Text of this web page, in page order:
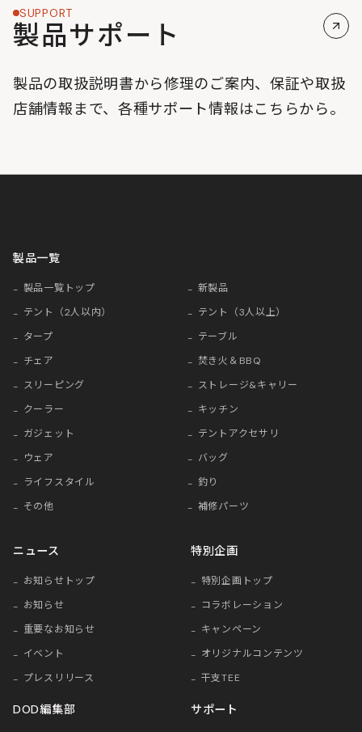
SUPPORT
製品サポート
製品の取扱説明書から修理のご案内、保証や取扱
店舗情報まで、各種サポート情報はこちらから。
製品一覧
製品一覧トップ
新製品
テント（2人以内）
テント（3人以上）
タープ
テーブル
チェア
焚き火＆BBQ
スリーピング
ストレージ&キャリー
クーラー
キッチン
ガジェット
テントアクセサリ
ウェア
バッグ
ライフスタイル
釣り
その他
補修パーツ
ニュース
お知らせトップ
お知らせ
重要なお知らせ
イベント
プレスリリース
特別企画
特別企画トップ
コラボレーション
キャンペーン
オリジナルコンテンツ
干支TEE
DOD編集部 サポート